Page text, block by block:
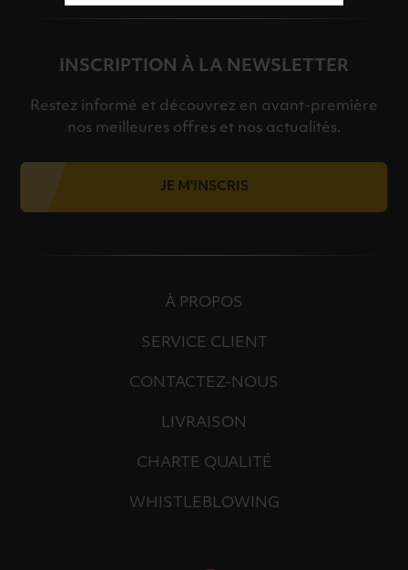
INSCRIPTION À LA NEWSLETTER
Restez informé et découvrez en avant-première
nos meilleures offres et nos actualités.
JE M'INSCRIS
À PROPOS
SERVICE CLIENT
CONTACTEZ-NOUS
LIVRAISON
CHARTE QUALITÉ
WHISTLEBLOWING